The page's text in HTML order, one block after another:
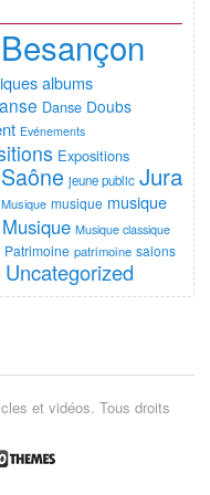
Besançon
albums
Danse Doubs
Evénements
Expositions
jeune public Jura
Musique musique musique
Musique Musique classique
Patrimoine patrimoine salons
Uncategorized
et vidéos. Tous droits